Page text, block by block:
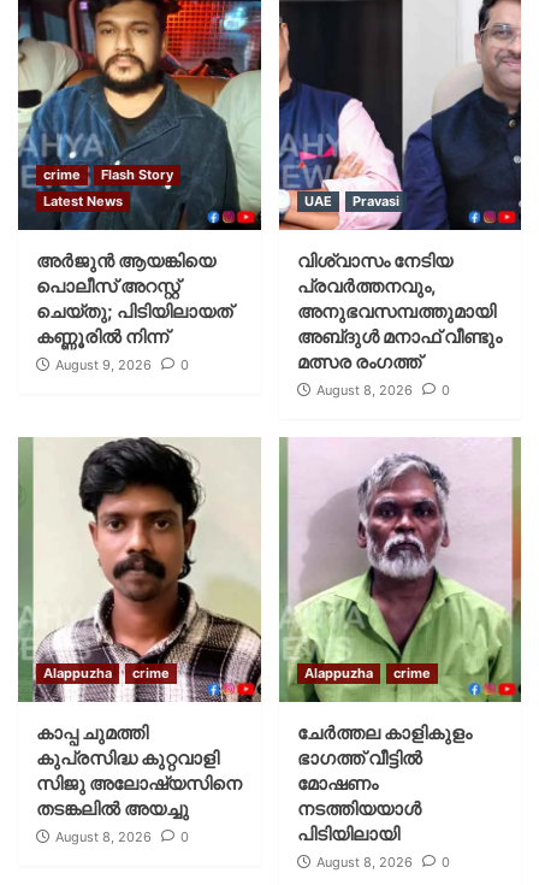
crime
Flash Story
Latest News
അർജുൻ ആയങ്കിയെ
പൊലീസ് അറസ്റ്റ്
ചെയ്‌തു; പിടിയിലായത്
കണ്ണൂരിൽ നിന്ന്
August 9, 2026 0
UAE Pravasi
വിശ്വാസം നേടിയ
പ്രവർത്തനവും,
അനുഭവസമ്പത്തുമായി
അബ്‌ദുൾ മനാഫ് വീണ്ടും
മത്സര രംഗത്ത്
August 8, 2026 0
Alappuzha crime
കാപ്പ ചുമത്തി
കുപ്രസിദ്ധ കുറ്റവാളി
സിജു അലോഷ്യസിനെ
തടങ്കലിൽ അയച്ചു
August 8, 2026 0
Alappuzha crime
ചേർത്തല കാളികുളം
ഭാഗത്ത് വീട്ടിൽ
മോഷണം
നടത്തിയയാൾ
പിടിയിലായി
August 8, 2026 0